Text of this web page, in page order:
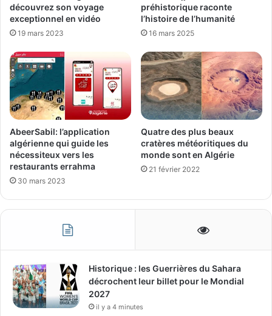
découvrez son voyage
exceptionnel en vidéo
19 mars 2023
préhistorique raconte
l’histoire de l’humanité
16 mars 2025
AbeerSabil: l’application
algérienne qui guide les
nécessiteux vers les
restaurants errahma
30 mars 2023
Quatre des plus beaux
cratères météoritiques du
monde sont en Algérie
21 février 2022
Historique : les Guerrières du Sahara
décrochent leur billet pour le Mondial
2027
il y a 4 minutes